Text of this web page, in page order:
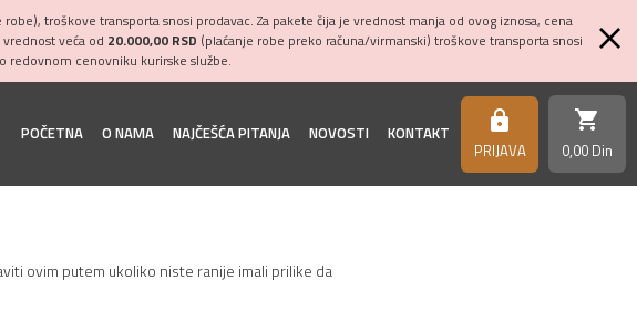
troškove transporta snosi prodavac. Za pakete čija je vrednost manja od ovog iznosa, cena
veća od 20.000,00 RSD (plaćanje robe preko računa/virmanski) troškove transporta snosi
redovnom cenovniku kurirske službe.
POČETNA O NAMA NAJČEŠĆA PITANJA NOVOSTI KONTAKT https
PRIJAVA
shopping_cart
0,00 Din
ovim putem ukoliko niste ranije imali prilike da